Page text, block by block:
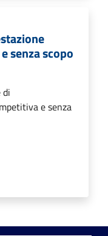
senza scopo
di
e senza